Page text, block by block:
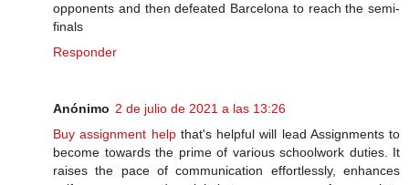
opponents and then defeated Barcelona to reach the semi-​
finals
Responder
Anónimo 2 de julio de 2021 a las 13:26
Buy assignment helpthat's helpful will lead Assignments to
become towards the prime of various schoolwork duties. It
raises the pace of communication effortlessly, enhances